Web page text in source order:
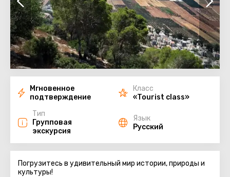
Мгновенное
подтверждение
Класс
«Tourist class»
Тип
Групповая
экскурсия
Язык
Русский
Погрузитесь в удивительный мир истории, природы и
культуры!